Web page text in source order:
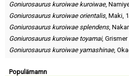
Goniurosaurus kuroiwae kuroiwae,
Goniurosaurus kuroiwae orientalis, Maki,
Goniurosaurus kuroiwae splendens,
Goniurosaurus kuroiwae toyamai, Grismer
Goniurosaurus kuroiwae yamashinae,
Populärnamn